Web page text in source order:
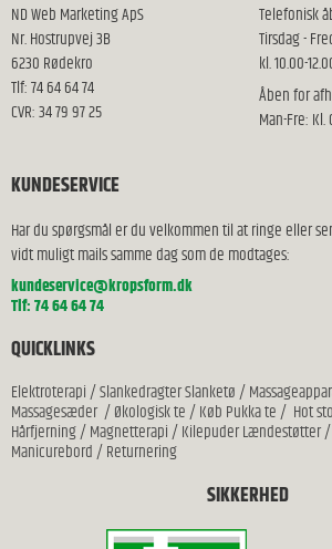
ND Web Marketing ApS
Nr. Hostrupvej 3B
6230 Rødekro
Tlf: 74 64 64 74
CVR: 34 79 97 25
Telefonisk
Tirsdag -
kl. 10.00-
Åben for
Man-Fre: Kl.
KUNDESERVICE
Har du spørgsmål er du velkommen til at ringe eller
vidt muligt mails samme dag som de modtages:
kundeservice@kropsform.dk
Tlf: 74 64 64 74
QUICKLINKS
Elektroterapi/Slankedragter Slanketø/
Massagesæder/Økologisk te/Køb Pukka te/ Hot
Hårfjerning/Magnetterapi/Kilepuder Lændestøtter/
Manicurebord/Returnering
SIKKERHED